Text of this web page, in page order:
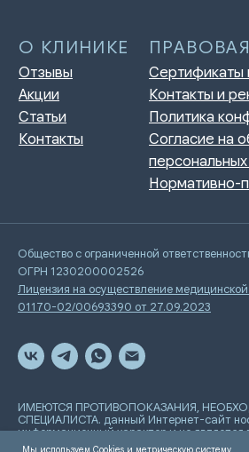
Общество с ограниченной
ОГРН 1230200002526
Лицензия на осуществление
01170-02/00693390 от 27.09.2023
ИМЕЮТСЯ ПРОТИВОПОКАЗАНИЯ,
СПЕЦИАЛИСТА. данный Интернет-сайт
информационный характер и не является
определяемой положениями Статьи 437